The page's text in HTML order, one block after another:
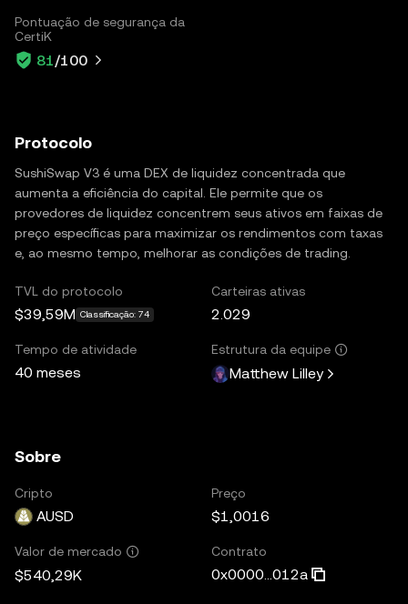
Pontuação de segurança da
CertiK
81/100
Protocolo
SushiSwap V3 é uma DEX de liquidez concentrada que
aumenta a eficiência do capital. Ele permite que os
provedores de liquidez concentrem seus ativos em faixas de
preço específicas para maximizar os rendimentos com taxas
e, ao mesmo tempo, melhorar as condições de trading.
TVL do protocolo
$39,59M Classificação: 74
Carteiras ativas
2.029
Tempo de atividade
40 meses
Estrutura da equipe
Matthew Lilley
Sobre
Cripto
AUSD
Preço
$1,0016
Valor de mercado
$540,29K
Contrato
0x0000...012a